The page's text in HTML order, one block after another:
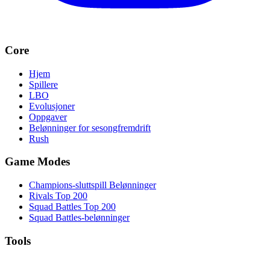
Core
Hjem
Spillere
LBO
Evolusjoner
Oppgaver
Belønninger for sesongfremdrift
Rush
Game Modes
Champions-sluttspill Belønninger
Rivals Top 200
Squad Battles Top 200
Squad Battles-belønninger
Tools